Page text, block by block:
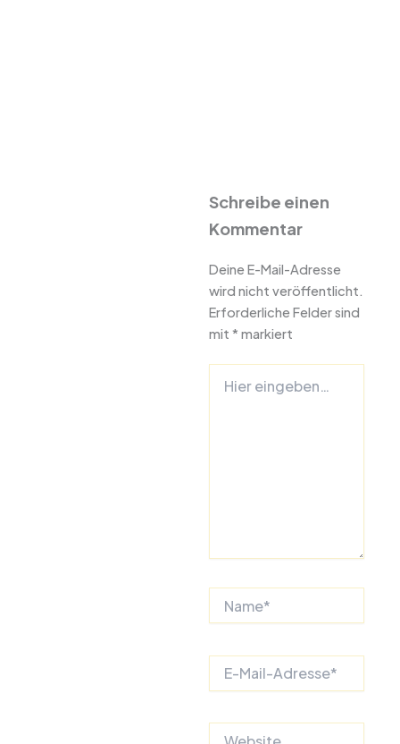
Schreibe einen
Kommentar
Deine E-Mail-Adresse
wird nicht veröffentlicht.
Erforderliche Felder sind
mit * markiert
eingeben…
Mail-